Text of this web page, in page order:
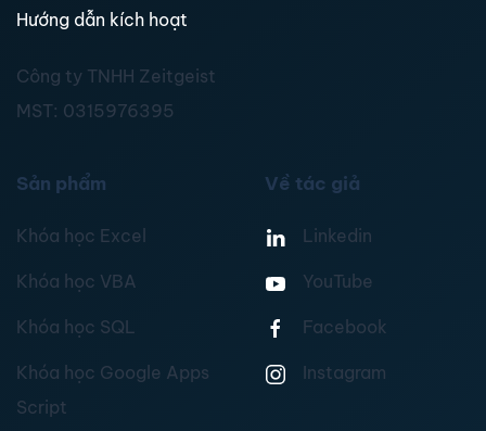
Hướng dẫn kích hoạt
Công ty TNHH Zeitgeist
MST: 0315976395
Sản phẩm
Khóa học Excel
Khóa học VBA
Khóa học SQL
Khóa học Google Apps
Script
Về tác giả
Linkedin
YouTube
Facebook
Instagram